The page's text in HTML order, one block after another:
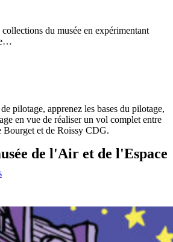
du musée en expérimentant
pilotage, apprenez les bases du pilotage,
en vue de réaliser un vol complet entre
Bourget et de Roissy CDG.
de l'Air et de l'Espace